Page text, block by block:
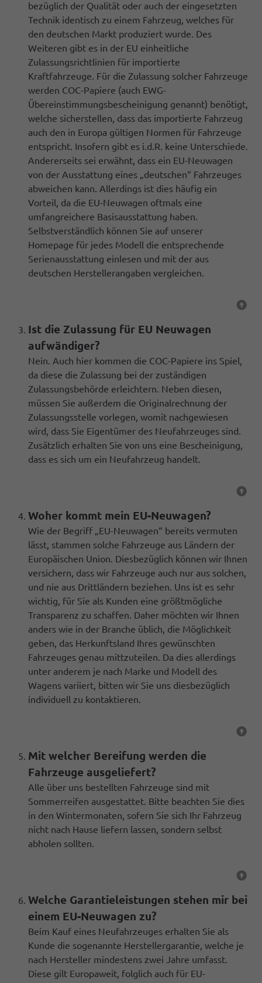
bezüglich der Qualität oder auch der eingesetzten
Technik identisch zu einem Fahrzeug, welches für
den deutschen Markt produziert wurde. Des
Weiteren gibt es in der EU einheitliche
Zulassungsrichtlinien für importierte
Kraftfahrzeuge. Für die Zulassung solcher Fahrzeuge
werden COC-Papiere (auch EWG-
Übereinstimmungsbescheinigung genannt) benötigt,
welche sicherstellen, dass das importierte Fahrzeug
auch den in Europa gültigen Normen für Fahrzeuge
entspricht. Insofern gibt es i.d.R. keine Unterschiede.
Andererseits sei erwähnt, dass ein EU-Neuwagen
von der Ausstattung eines „deutschen“ Fahrzeuges
abweichen kann. Allerdings ist dies häufig ein
Vorteil, da die EU-Neuwagen oftmals eine
umfangreichere Basisausstattung haben.
Selbstverständlich können Sie auf unserer
Homepage für jedes Modell die entsprechende
Serienausstattung einlesen und mit der aus
deutschen Herstellerangaben vergleichen.
Ist die Zulassung für EU Neuwagen
aufwändiger?
Nein. Auch hier kommen die COC-Papiere ins Spiel,
da diese die Zulassung bei der zuständigen
Zulassungsbehörde erleichtern. Neben diesen,
müssen Sie außerdem die Originalrechnung der
Zulassungsstelle vorlegen, womit nachgewiesen
wird, dass Sie Eigentümer des Neufahrzeuges sind.
Zusätzlich erhalten Sie von uns eine Bescheinigung,
dass es sich um ein Neufahrzeug handelt.
Woher kommt mein EU-Neuwagen?
Wie der Begriff „EU-Neuwagen“ bereits vermuten
lässt, stammen solche Fahrzeuge aus Ländern der
Europäischen Union. Diesbezüglich können wir Ihnen
versichern, dass wir Fahrzeuge auch nur aus solchen,
und nie aus Drittländern beziehen. Uns ist es sehr
wichtig, für Sie als Kunden eine größtmögliche
Transparenz zu schaffen. Daher möchten wir Ihnen
anders wie in der Branche üblich, die Möglichkeit
geben, das Herkunftsland Ihres gewünschten
Fahrzeuges genau mittzuteilen. Da dies allerdings
unter anderem je nach Marke und Modell des
Wagens variiert, bitten wir Sie uns diesbezüglich
individuell zu kontaktieren.
Mit welcher Bereifung werden die
Fahrzeuge ausgeliefert?
Alle über uns bestellten Fahrzeuge sind mit
Sommerreifen ausgestattet. Bitte beachten Sie dies
in den Wintermonaten, sofern Sie sich Ihr Fahrzeug
nicht nach Hause liefern lassen, sondern selbst
abholen sollten.
Welche Garantieleistungen stehen mir bei
einem EU-Neuwagen zu?
Beim Kauf eines Neufahrzeuges erhalten Sie als
Kunde die sogenannte Herstellergarantie, welche je
nach Hersteller mindestens zwei Jahre umfasst.
Diese gilt Europaweit, folglich auch für EU-